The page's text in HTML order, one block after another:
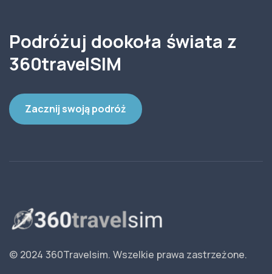
Podróżuj dookoła świata z
360travelSIM
Zacznij swoją podróż
© 2024 360Travelsim. Wszelkie prawa zastrzeżone.